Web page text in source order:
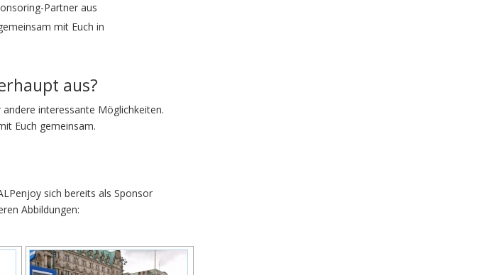
Partner aus
mit Euch in
aus?
interessante Möglichkeiten.
Euch gemeinsam.
sich bereits als Sponsor
Abbildungen: